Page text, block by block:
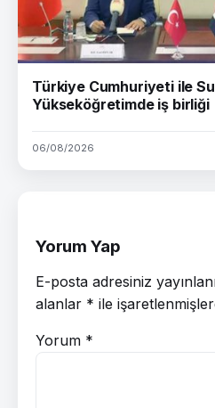
Türkiye Cumhuriyeti ile
Yükseköğretimde iş birliği
06/08/2026
Yorum Yap
E-posta adresiniz
alanlar * ile
Yorum *